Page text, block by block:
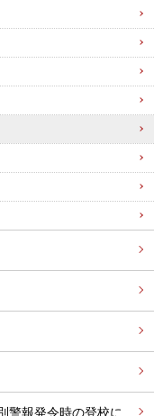
警報発令時の登校に